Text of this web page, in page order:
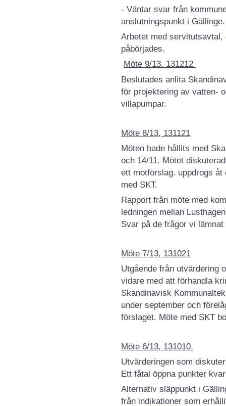
- Väntar svar från
anslutningspunkt i Gällinge.
Arbetet med
påbörjades.
Möte 9/13. 131212
Beslutades anlita
för projektering av vatten-
villapumpar.
Möte 8/13, 131121
Möten hade hållits med
och 14/11. Mötet
ett motförslag. uppdrogs åt
med SKT.
Rapport från möte med
ledningen mellan
Svar på de frågor vi
Möte 7/13, 131021
Utgående från utvärdering
vidare med att förhandla
Skandinavisk
under september och
förslaget. Möte med SKT
Möte 6/13, 131010.
Utvärderingen som
Ett fåtal öppna punkter
Alternativ släppunkt i
från indikationer som